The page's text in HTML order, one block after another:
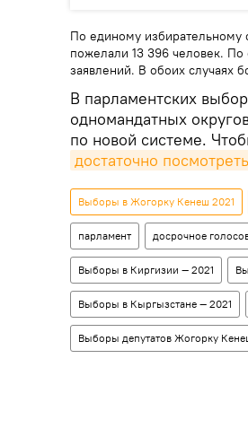
По единому избирательному
пожелали 13 396 человек.
заявлений. В обоих случаях
В парламентских
одномандатных
по новой системе.
достаточно
Выборы в Жогорку Кенеш 2021
парламент досрочное
Выборы в Киргизии — 2021
Выборы в Кыргызстане — 2021
Выборы депутатов Жогорку